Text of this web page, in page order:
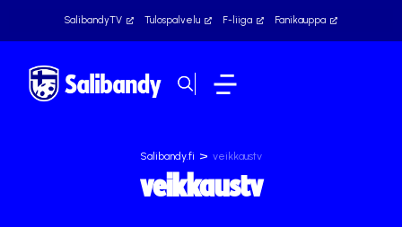
SalibandyTV Tulospalvelu F-liiga Fanikauppa
Salibandy.fi > veikkaustv
veikkaustv